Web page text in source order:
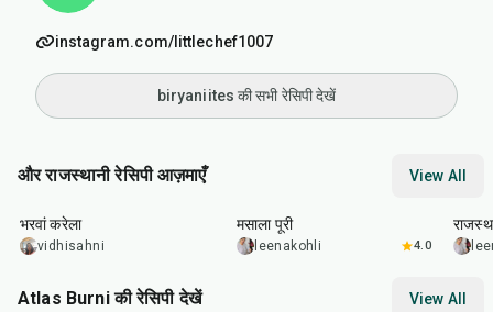
instagram.com/littlechef1007
biryaniites की सभी रेसिपी देखें
और राजस्थानी रेसिपी आज़माएँ View All
30 min
भरवां करेला
vidhisahni
मसाला पूरी
leenakohli 4.0
Atlas Burni की रेसिपी देखें View All